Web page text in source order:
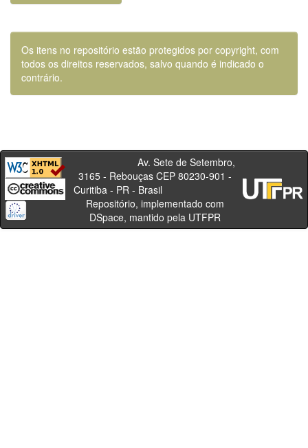
Os itens no repositório estão protegidos por copyright, com
todos os direitos reservados, salvo quando é indicado o
contrário.
Av. Sete de Setembro,
3165 - Rebouças CEP 80230-901 -
Curitiba - PR - Brasil
Repositório, implementado com
DSpace, mantido pela UTFPR